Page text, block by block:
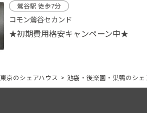
鶯谷駅 徒歩7分
コモン鶯谷セカンド
★初期費用格安キャンペーン中★
東京のシェアハウス > 池袋・後楽園・巣鴨のシェ